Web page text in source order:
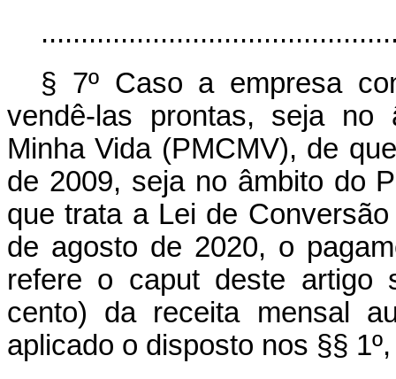
§ 7º Caso a empresa
vendê-las prontas, seja no
Minha Vida (PMCMV), de
de 2009, seja no âmbito do
que trata a Lei de
de agosto de 2020, o
refere o caput deste artigo
cento) da receita mensal
aplicado o disposto nos §§